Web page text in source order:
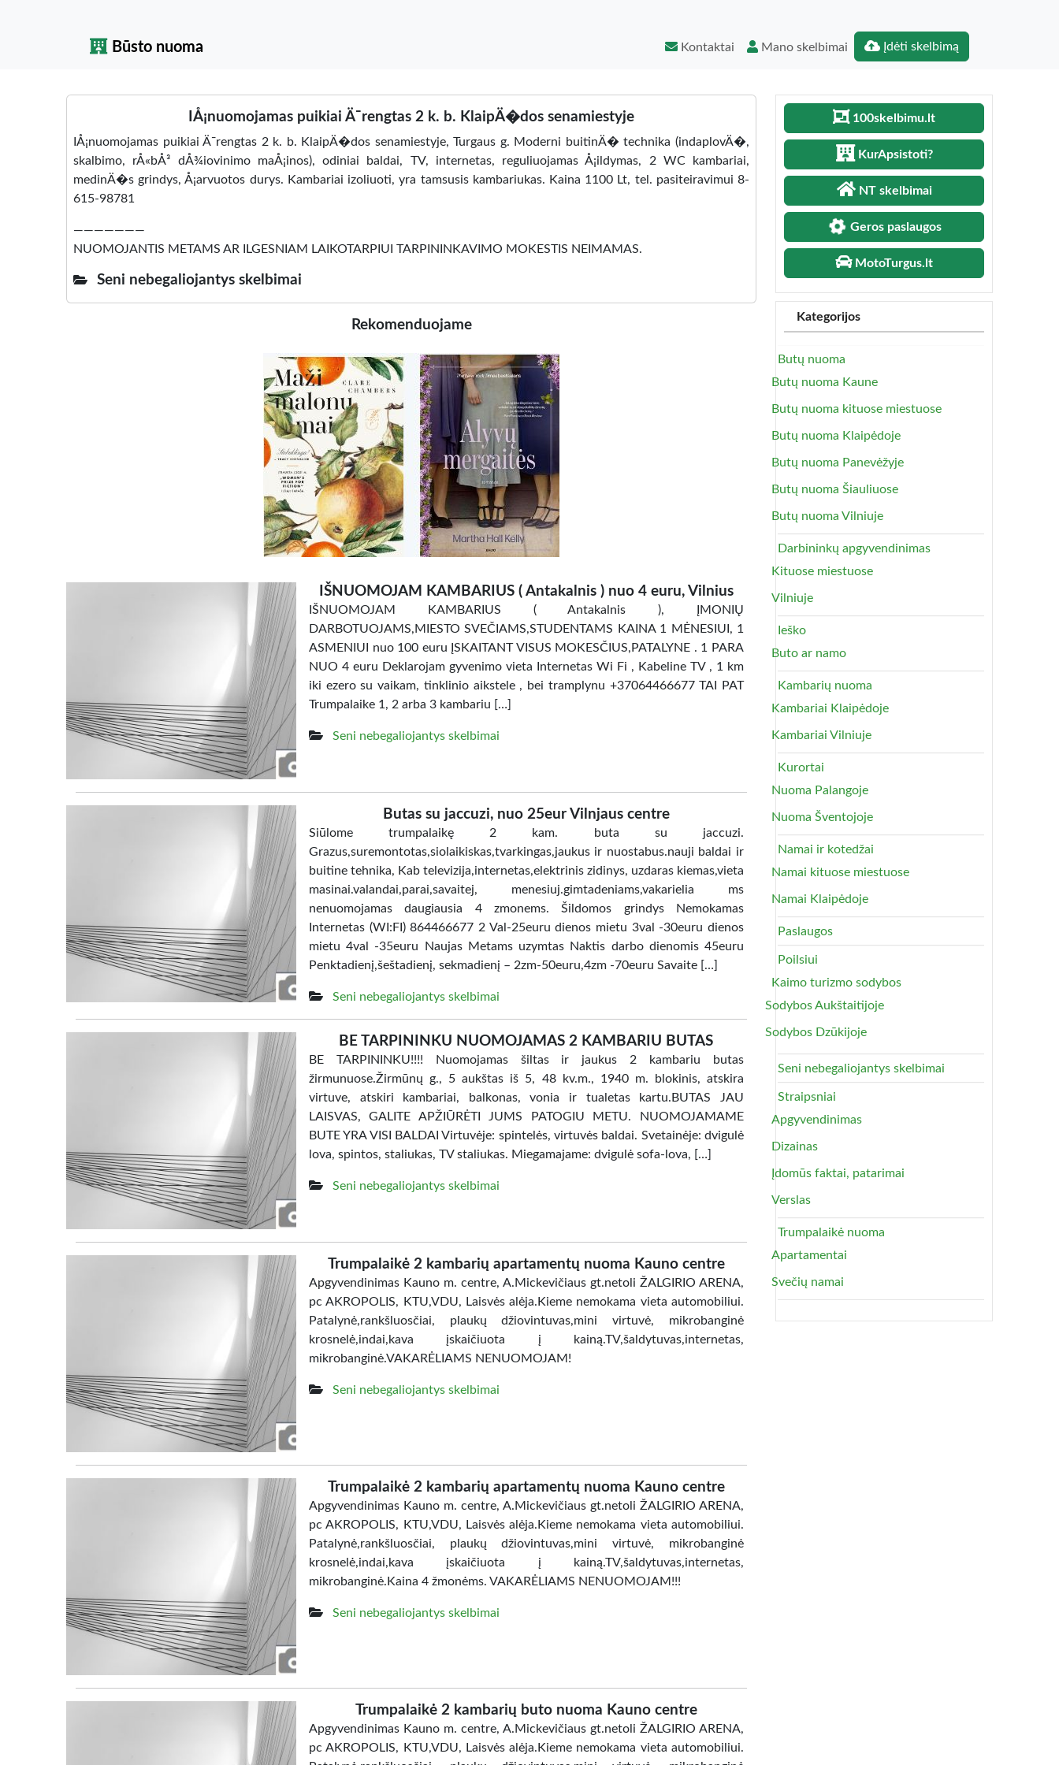
Būsto nuoma Kontaktai Mano skelbimai Įdėti skelbimą
IÅ¡nuomojamas puikiai Ä¯rengtas 2 k. b. KlaipÄ�dos senamiestyje
IÅ¡nuomojamas puikiai Ä¯rengtas 2 k. b. KlaipÄ�dos senamiestyje, Turgaus g. Moderni buitinÄ� technika (indaplovÄ�,
skalbimo, rÅ«bÅ³ dÅ¾iovinimo maÅ¡inos), odiniai baldai, TV, internetas, reguliuojamas Å¡ildymas, 2 WC kambariai,
medinÄ�s grindys, Å¡arvuotos durys. Kambariai izoliuoti, yra tamsusis kambariukas. Kaina 1100 Lt, tel. pasiteiravimui 8-
615-98781
———————
NUOMOJANTIS METAMS AR ILGESNIAM LAIKOTARPIUI TARPININKAVIMO MOKESTIS NEIMAMAS.
Seni nebegaliojantys skelbimai
Rekomenduojame
IŠNUOMOJAM KAMBARIUS ( Antakalnis ) nuo 4 euru, Vilnius
IŠNUOMOJAM KAMBARIUS ( Antakalnis ), ĮMONIŲ
DARBOTUOJAMS,MIESTO SVEČIAMS,STUDENTAMS KAINA 1 MĖNESIUI, 1
ASMENIUI nuo 100 euru ĮSKAITANT VISUS MOKESČIUS,PATALYNE . 1 PARA
NUO 4 euru Deklarojam gyvenimo vieta Internetas Wi Fi , Kabeline TV , 1 km
iki ezero su vaikam, tinklinio aikstele , bei tramplynu +37064466677 TAI PAT
Trumpalaike 1, 2 arba 3 kambariu […]
Seni nebegaliojantys skelbimai
Butas su jaccuzi, nuo 25eur Vilnjaus centre
Siūlome trumpalaikę 2 kam. buta su jaccuzi.
Grazus,suremontotas,siolaikiskas,tvarkingas,jaukus ir nuostabus.nauji baldai ir
buitine tehnika, Kab televizija,internetas,elektrinis zidinys, uzdaras kiemas,vieta
masinai.valandai,parai,savaitej, menesiuj.gimtadeniams,vakarielia ms
nenuomojamas daugiausia 4 zmonems. Šildomos grindys Nemokamas
Internetas (WI:FI) 864466677 2 Val-25euru dienos mietu 3val -30euru dienos
mietu 4val -35euru Naujas Metams uzymtas Naktis darbo dienomis 45euru
Penktadienį,šeštadienį, sekmadienį – 2zm-50euru,4zm -70euru Savaite […]
Seni nebegaliojantys skelbimai
BE TARPININKU NUOMOJAMAS 2 KAMBARIU BUTAS
BE TARPININKU!!!! Nuomojamas šiltas ir jaukus 2 kambariu butas
žirmunuose.Žirmūnų g., 5 aukštas iš 5, 48 kv.m., 1940 m. blokinis, atskira
virtuve, atskiri kambariai, balkonas, vonia ir tualetas kartu.BUTAS JAU
LAISVAS, GALITE APŽIŪRĖTI JUMS PATOGIU METU. NUOMOJAMAME
BUTE YRA VISI BALDAI Virtuvėje: spintelės, virtuvės baldai. Svetainėje: dvigulė
lova, spintos, staliukas, TV staliukas. Miegamajame: dvigulė sofa-lova, […]
Seni nebegaliojantys skelbimai
Trumpalaikė 2 kambarių apartamentų nuoma Kauno centre
Apgyvendinimas Kauno m. centre, A.Mickevičiaus gt.netoli ŽALGIRIO ARENA,
pc AKROPOLIS, KTU,VDU, Laisvės alėja.Kieme nemokama vieta automobiliui.
Patalynė,rankšluosčiai, plaukų džiovintuvas,mini virtuvė, mikrobanginė
krosnelė,indai,kava įskaičiuota į kainą.TV,šaldytuvas,internetas,
mikrobanginė.VAKARĖLIAMS NENUOMOJAM!
Seni nebegaliojantys skelbimai
Trumpalaikė 2 kambarių apartamentų nuoma Kauno centre
Apgyvendinimas Kauno m. centre, A.Mickevičiaus gt.netoli ŽALGIRIO ARENA,
pc AKROPOLIS, KTU,VDU, Laisvės alėja.Kieme nemokama vieta automobiliui.
Patalynė,rankšluosčiai, plaukų džiovintuvas,mini virtuvė, mikrobanginė
krosnelė,indai,kava įskaičiuota į kainą.TV,šaldytuvas,internetas,
mikrobanginė.Kaina 4 žmonėms. VAKARĖLIAMS NENUOMOJAM!!!
Seni nebegaliojantys skelbimai
Trumpalaikė 2 kambarių buto nuoma Kauno centre
Apgyvendinimas Kauno m. centre, A.Mickevičiaus gt.netoli ŽALGIRIO ARENA,
pc AKROPOLIS, KTU,VDU, Laisvės alėja.Kieme nemokama vieta automobiliui.
100skelbimu.lt
KurApsistoti?
NT skelbimai
Geros paslaugos
MotoTurgus.lt
Kategorijos
Butų nuoma
Butų nuoma Kaune
Butų nuoma kituose miestuose
Butų nuoma Klaipėdoje
Butų nuoma Panevėžyje
Butų nuoma Šiauliuose
Butų nuoma Vilniuje
Darbininkų apgyvendinimas
Kituose miestuose
Vilniuje
Ieško
Buto ar namo
Kambarių nuoma
Kambariai Klaipėdoje
Kambariai Vilniuje
Kurortai
Nuoma Palangoje
Nuoma Šventojoje
Namai ir kotedžai
Namai kituose miestuose
Namai Klaipėdoje
Paslaugos
Poilsiui
Kaimo turizmo sodybos
Sodybos Aukštaitijoje
Sodybos Dzūkijoje
Seni nebegaliojantys skelbimai
Straipsniai
Apgyvendinimas
Dizainas
Įdomūs faktai, patarimai
Verslas
Trumpalaikė nuoma
Apartamentai
Svečių namai